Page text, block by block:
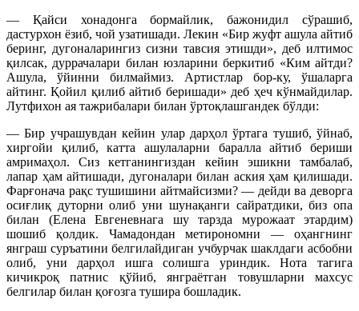
— Қайси хонадонга бормайлик, бажонидил сўрашиб,
дастурхон ёзиб, чой узатишади. Лекин «Бир жуфт ашула айтиб
беринг, дугоналарингиз сизни тавсия этишди», деб илтимос
қилсак, дуррачалари билан юзларини беркитиб «Ким айтди?
Ашула, ўйинни билмаймиз. Артистлар бор-ку, ўшаларга
айтинг. Қойил қилиб айтиб беришади» деб ҳеч кўнмайдилар.
Лутфихон ая тажрибалари билан ўртоқлашгандек бўлди:
— Бир учрашувдан кейин улар дарҳол ўртага тушиб, ўйнаб,
хиргойи қилиб, катта ашулаларни баралла айтиб бериши
амримаҳол. Сиз кетганингиздан кейин эшикни тамбалаб,
лапар ҳам айтишади, дугоналари билан аския ҳам қилишади.
Фарғонача рақс тушишини айтмайсизми? — дейди ва деворга
осиғлиқ дуторни олиб уни шунақанги сайратдики, биз опа
билан (Елена Евгеневнага шу тарзда мурожаат этардим)
шошиб қолдик. Чамадондан метирономни — оҳангнинг
янграш суръатини белгилайдиган учбурчак шаклдаги асбобни
олиб, уни дарҳол ишга солишга уриндик. Нота тагига
кичикроқ патнис қўйиб, янграётган товушларни махсус
белгилар билан қоғозга тушира бошладик.